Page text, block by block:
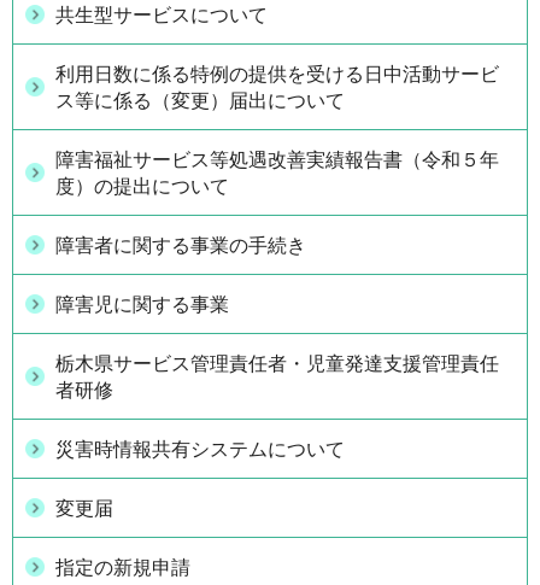
共生型サービスについて
利用日数に係る特例の提供を受ける日中活動サービ
ス等に係る（変更）届出について
障害福祉サービス等処遇改善実績報告書（令和５年
度）の提出について
障害者に関する事業の手続き
障害児に関する事業
栃木県サービス管理責任者・児童発達支援管理責任
者研修
災害時情報共有システムについて
変更届
指定の新規申請